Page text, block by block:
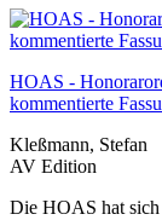
HOAS -
kommentierte
Kleßmann, Stefan
AV Edition
Die HOAS hat sich